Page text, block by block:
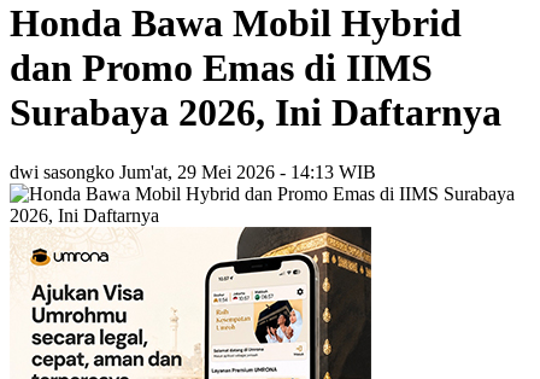
Honda Bawa Mobil Hybrid
dan Promo Emas di IIMS
Surabaya 2026, Ini Daftarnya
dwi sasongko Jum'at, 29 Mei 2026 - 14:13 WIB